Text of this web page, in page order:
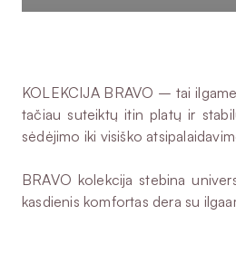
KOLEKCIJA BRAVO – tai
tačiau suteiktų itin platų ir
sėdėjimo iki visiško
BRAVO kolekcija stebina
kasdienis komfortas dera su